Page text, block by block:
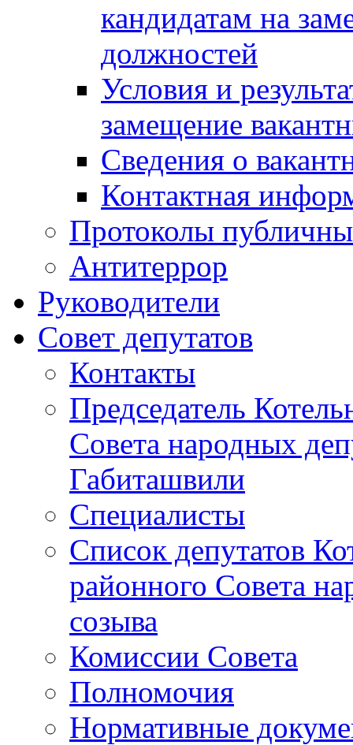
кандидатам на
должностей
Условия и
замещение
Сведения о
Контактная
Протоколы
Антитеррор
Руководители
Совет депутатов
Контакты
Председатель
Совета народных
Габиташвили
Специалисты
Список депутатов
районного Совета
созыва
Комиссии Совета
Полномочия
Нормативные